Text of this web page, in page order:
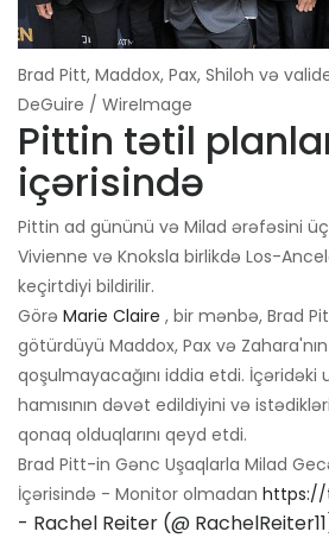
Brad Pitt, Maddox, Pax, Shiloh və
DeGuire / WireImage
Pittin tətil
içərisində
Pittin ad gününü və Milad ərəfəsini
Vivienne və Knoksla birlikdə Los-
keçirtdiyi bildirilir.
Görə Marie Claire , bir mənbə, Brad
götürdüyü Maddox, Pax və
qoşulmayacağını iddia etdi. İçəridəki
hamısının dəvət edildiyini və
qonaq olduqlarını qeyd etdi.
Brad Pitt-in Gənc Uşaqlarla Milad
İçərisində - Monitor olmadan https://
- Rachel Reiter (@